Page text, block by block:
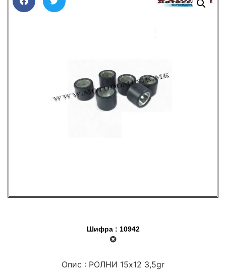
Шифра : 10942
Опис : РОЛНИ 15х12 3,5gr